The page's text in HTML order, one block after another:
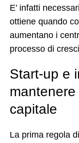
E’ infatti
ottiene quando
aumentano i
processo di
Start-up e
capitale
La prima regola